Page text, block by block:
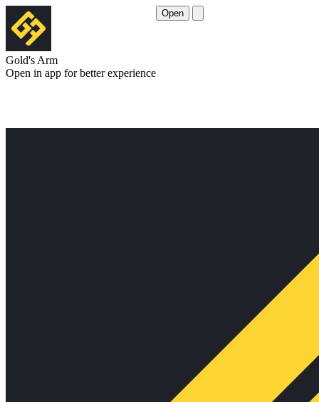
Gold's Arm
Open in app for better experience
Open